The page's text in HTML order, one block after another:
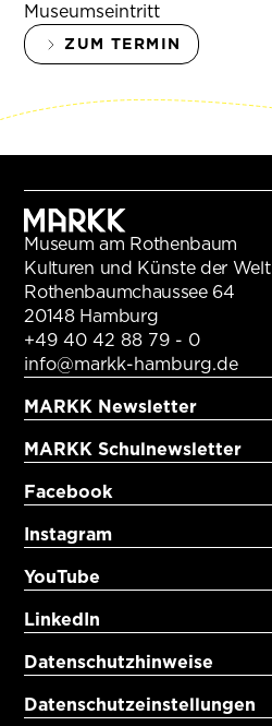
Museumseintritt
ZUM TERMIN
Museum am Rothenbaum
Kulturen und Künste der Welt
Rothenbaumchaussee 64
20148 Hamburg
+49 40 42 88 79 - 0
info@markk-hamburg.de
MARKK Newsletter
MARKK Schulnewsletter
Facebook
Instagram
YouTube
LinkedIn
Datenschutzhinweise
Datenschutzeinstellungen